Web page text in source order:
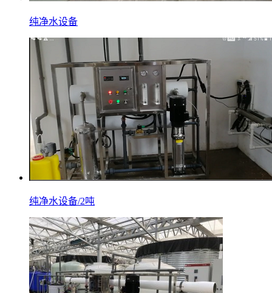
纯净水设备
纯净水设备/2吨